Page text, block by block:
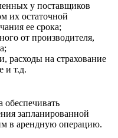
у поставщиков
их остаточной
ее срока;
от производителя,
расходы на страхование
и т.д.
обеспечивать
запланированной
в арендную операцию.